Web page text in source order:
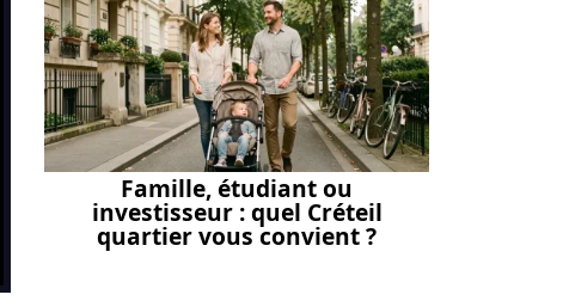
Famille, étudiant ou
investisseur : quel Créteil
quartier vous convient ?